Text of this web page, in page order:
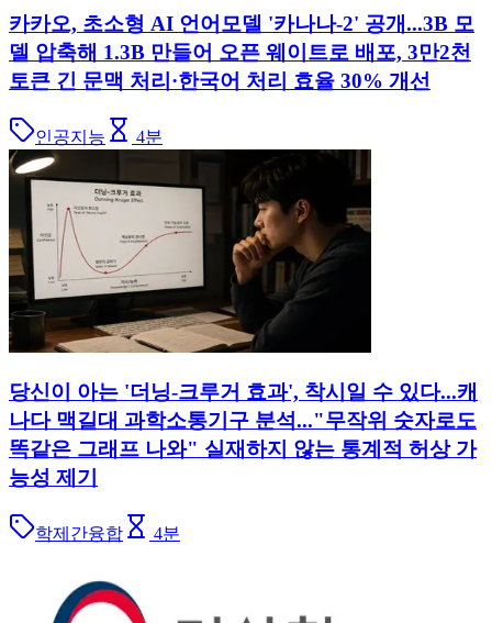
카카오, 초소형 AI 언어모델 '카나나-2' 공개...3B 모
델 압축해 1.3B 만들어 오픈 웨이트로 배포, 3만2천
토큰 긴 문맥 처리·한국어 처리 효율 30% 개선
인공지능 4분
당신이 아는 '더닝-크루거 효과', 착시일 수 있다...캐
나다 맥길대 과학소통기구 분석..."무작위 숫자로도
똑같은 그래프 나와" 실재하지 않는 통계적 허상 가
능성 제기
학제간융합 4분